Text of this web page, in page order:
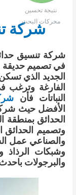
نتيجة تحسين
محركات البحث
شركة
شركة تنسيق
في تصميم حديقة
الجديد الذي
الفارغة وترغب
النباتات فأن
الأفضل حيث
الحدائق
وتصميم الحدائق
والصناعي عمل
وشبكات الرذاذ
والبرجولات